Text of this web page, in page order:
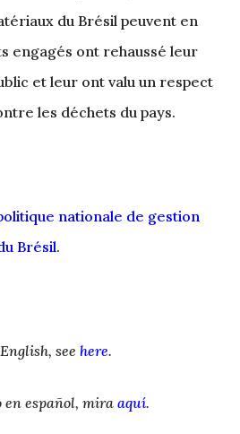
du Brésil peuvent en
engagés ont rehaussé leur
et leur ont valu un respect
les déchets du pays.
nationale de gestion
Brésil.
see here.
español, mira aquí.